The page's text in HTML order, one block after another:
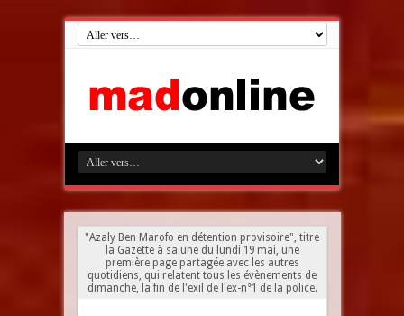
"Azaly Ben Marofo en détention provisoire", titre
la Gazette à sa une du lundi 19 mai, une
première page partagée avec les autres
quotidiens, qui relatent tous les évènements de
dimanche, la fin de l'exil de l'ex-n°1 de la police.